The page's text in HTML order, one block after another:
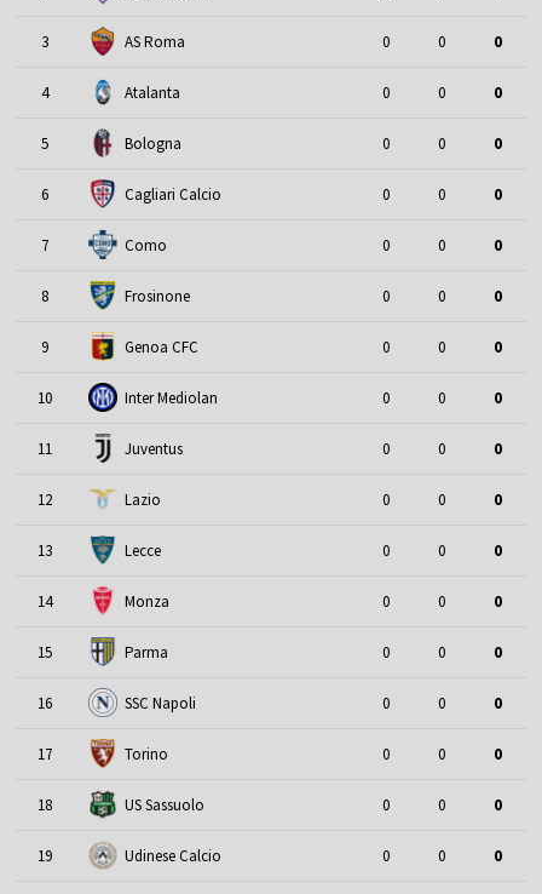
3 AS Roma 0 0 0
4 Atalanta 0 0 0
5 Bologna 0 0 0
6 Cagliari Calcio 0 0 0
7 Como 0 0 0
8 Frosinone 0 0 0
9 Genoa CFC 0 0 0
10 Inter Mediolan 0 0 0
11 Juventus 0 0 0
12 Lazio 0 0 0
13 Lecce 0 0 0
14 Monza 0 0 0
15 Parma 0 0 0
16 SSC Napoli 0 0 0
17 Torino 0 0 0
18 US Sassuolo 0 0 0
19 Udinese Calcio 0 0 0